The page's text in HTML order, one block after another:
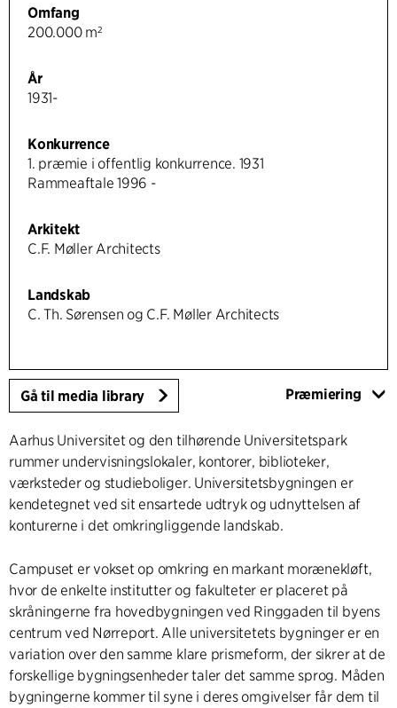
Omfang
200.000 m²
År
1931-
Konkurrence
1. præmie i offentlig konkurrence. 1931
Rammeaftale 1996 -
Arkitekt
C.F. Møller Architects
Landskab
C. Th. Sørensen og C.F. Møller Architects
Gå til media library Præmiering
Aarhus Universitet og den tilhørende Universitetspark
rummer undervisningslokaler, kontorer, biblioteker,
værksteder og studieboliger. Universitetsbygningen er
kendetegnet ved sit ensartede udtryk og udnyttelsen af
konturerne i det omkringliggende landskab.
Campuset er vokset op omkring en markant morænekløft,
hvor de enkelte institutter og fakulteter er placeret på
skråningerne fra hovedbygningen ved Ringgaden til byens
centrum ved Nørreport. Alle universitetets bygninger er en
variation over den samme klare prismeform, der sikrer at de
forskellige bygningsenheder taler det samme sprog. Måden
bygningerne kommer til syne i deres omgivelser får dem til